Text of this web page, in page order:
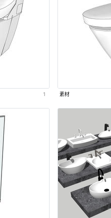
1 素材